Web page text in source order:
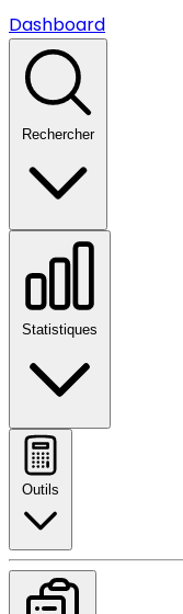
Dashboard
Rechercher
Statistiques
Outils